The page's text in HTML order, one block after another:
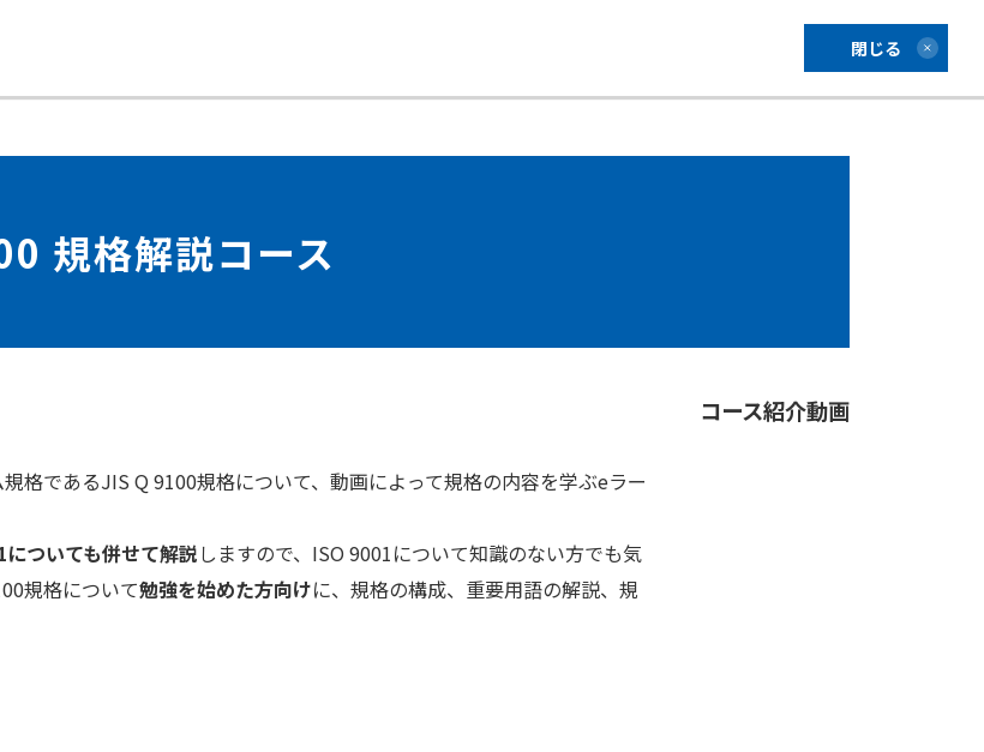
閉じる
規格解説コース
格であるJIS Q 9100規格について、動画によって規格の内容を学ぶeラー
ついても併せて解説しますので、ISO 9001について知識のない方でも気
規格について勉強を始めた方向けに、規格の構成、重要用語の解説、規
コース紹介動画